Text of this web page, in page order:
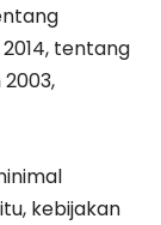
tentang
kebijakan